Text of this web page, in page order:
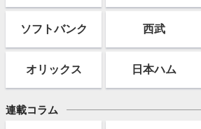
ソフトバンク 西武
オリックス 日本ハム
連載コラム